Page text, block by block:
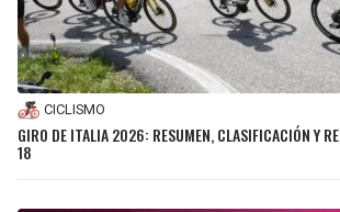
CICLISMO
GIRO DE ITALIA 2026: RESUMEN, CLASIFICACIÓN Y
18